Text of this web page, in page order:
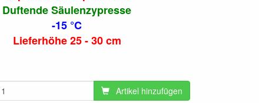
Duftende Säulenzypresse
-15 °C
Lieferhöhe 25 - 30 cm
Artikel hinzufügen